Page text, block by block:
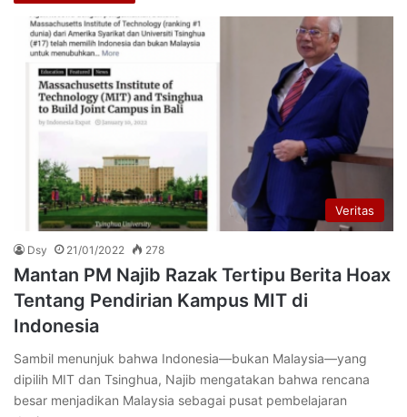
Veritas
Dsy 21/01/2022 278
Mantan PM Najib Razak Tertipu Berita Hoax
Tentang Pendirian Kampus MIT di
Indonesia
Sambil menunjuk bahwa Indonesia—bukan Malaysia—yang
dipilih MIT dan Tsinghua, Najib mengatakan bahwa rencana
besar menjadikan Malaysia sebagai pusat pembelajaran